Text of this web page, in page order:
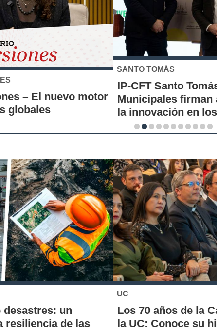
SANTO TOMÁS
IP-CFT Santo Tomás y Red de Hubs
Municipales firman alianza para impulsar
la innovación en los territorios
Los 70 años de la Carrera de Química de
la UC: Conoce su historia, hitos y aporte